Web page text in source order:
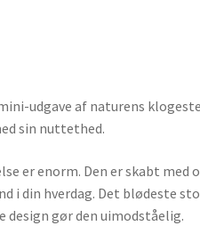
udgave af naturens
sin nuttethed.
er enorm. Den er skabt med
i din hverdag. Det blødeste
design gør den uimodståelig.